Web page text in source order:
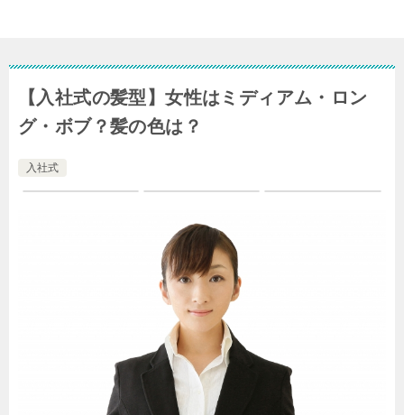
【入社式の髪型】女性はミディアム・ロン
グ・ボブ？髪の色は？
入社式